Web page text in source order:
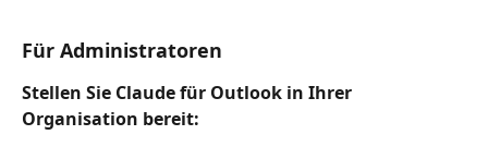
Für Administratoren
Stellen Sie Claude für Outlook in Ihrer
Organisation bereit: